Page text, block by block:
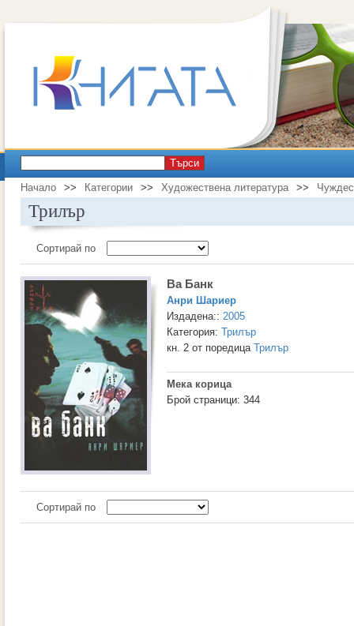
Търси
Начало >> Категории >> Художествена литература >>
Трилър
Сортирай по
Ва Банк
Анри Шариер
Издадена:: 2005
Категория: Трилър
кн. 2 от поредица Трилър
Мека корица
Брой страници: 344
Сортирай по